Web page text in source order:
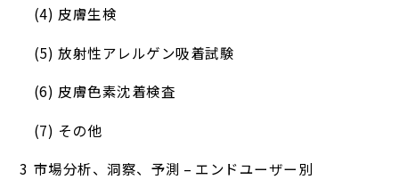
皮膚生検
放射性アレルゲン吸着試験
皮膚色素沈着検査
その他
市場分析、洞察、予測 – エンドユーザー別